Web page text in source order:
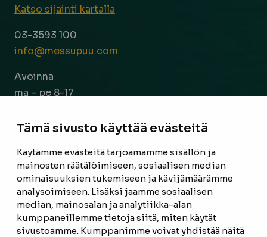
Tämä sivusto käyttää evästeitä
Käytämme evästeitä tarjoamamme sisällön ja
mainosten räätälöimiseen, sosiaalisen median
ominaisuuksien tukemiseen ja kävijämäärämme
analysoimiseen. Lisäksi jaamme sosiaalisen
median, mainosalan ja analytiikka-alan
kumppaneillemme tietoja siitä, miten käytät
sivustoamme. Kumppanimme voivat yhdistää näitä
Katso sijainti kartalla
03-3593 100
info@messupuu.com
Avoinna
ma – pe 8-17
ETUSIVU
TUOTTEET
REFERENSSIT